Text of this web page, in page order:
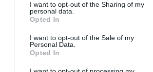
I want to opt-out of the Sharing of my
personal data.
Opted In
I want to opt-out of the Sale of my
Personal Data.
Opted In